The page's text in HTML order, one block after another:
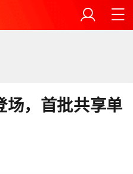
场，首批共享单